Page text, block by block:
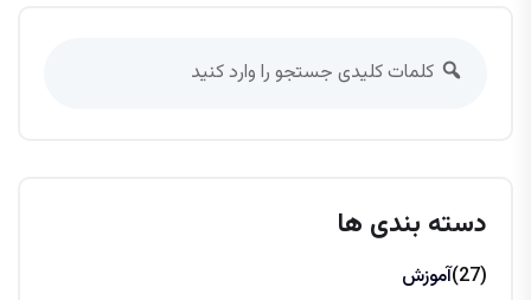
دسته بندی ها
آموزش (27)